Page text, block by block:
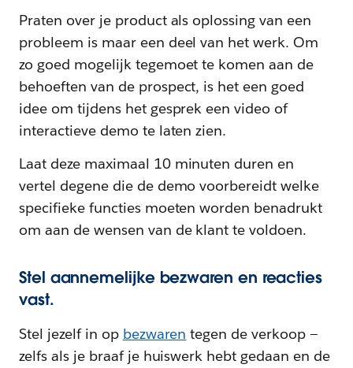
Praten over je product als oplossing van een
probleem is maar een deel van het werk. Om
zo goed mogelijk tegemoet te komen aan de
behoeften van de prospect, is het een goed
idee om tijdens het gesprek een video of
interactieve demo te laten zien.
Laat deze maximaal 10 minuten duren en
vertel degene die de demo voorbereidt welke
specifieke functies moeten worden benadrukt
om aan de wensen van de klant te voldoen.
Stel aannemelijke bezwaren en reacties
vast.
Stel jezelf in op bezwaren tegen de verkoop —
zelfs als je braaf je huiswerk hebt gedaan en de